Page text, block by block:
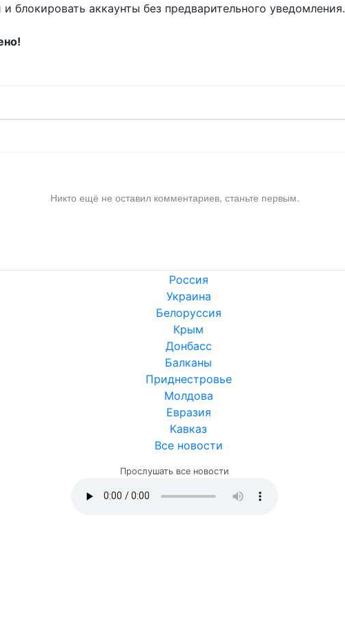
блокировать аккаунты без предварительного уведомления.
Никто ещё не оставил комментариев, станьте первым.
Россия
Украина
Белоруссия
Крым
Донбасс
Балканы
Приднестровье
Молдова
Евразия
Кавказ
Все новости
Прослушать все новости